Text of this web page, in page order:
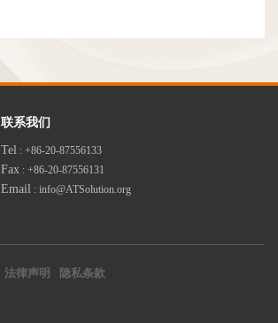
联系我们
Tel : +86-20-87556133
Fax : +86-20-87556131
Email : info@ATSolution.org
法律声明 隐私条款